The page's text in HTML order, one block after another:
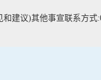
建议)其他事宣联系方式